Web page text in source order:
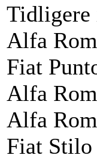
Tidligere
Alfa
Fiat
Alfa
Alfa
Fiat